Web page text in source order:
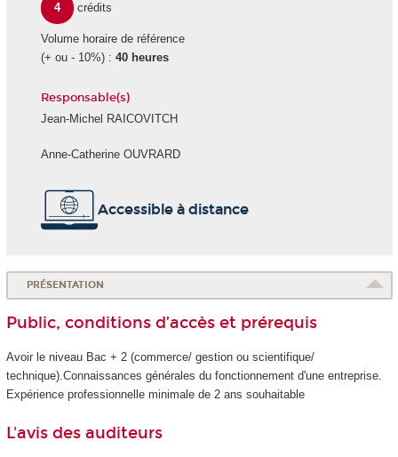
4
crédits
Volume horaire de référence
(+ ou - 10%) : 40 heures
Responsable(s)
Jean-Michel RAICOVITCH
Anne-Catherine OUVRARD
Accessible à distance
PRÉSENTATION
Public, conditions d’accès et prérequis
Avoir le niveau Bac + 2 (commerce/ gestion ou scientifique/
technique).Connaissances générales du fonctionnement d'une entreprise.
Expérience professionnelle minimale de 2 ans souhaitable
L'avis des auditeurs